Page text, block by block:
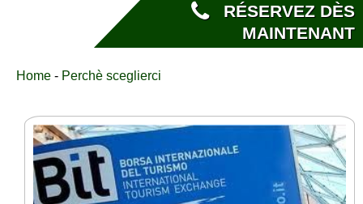
RÉSERVEZ DÈS
MAINTENANT
Home - Perchè sceglierci